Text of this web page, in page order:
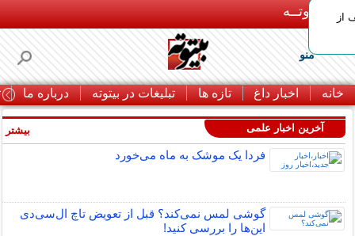
بـیتوتــه
منو
خانه اخبار داغ تازه ها تبلیغات در بیتوته درباره ما
تخفیف از
آخرین اخبار علمی
فردا یک موشک به ماه می‌خورد
گوشی لمس نمی‌کند؟ قبل از تعویض تاچ ال‌سی‌دی
این‌ها را بررسی کنید!
بیشتر